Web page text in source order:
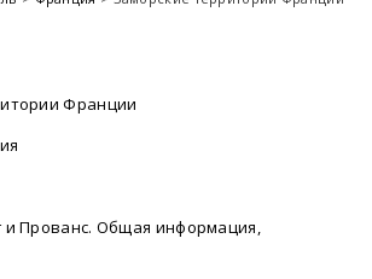
Франции
и Прованс. Общая информация,